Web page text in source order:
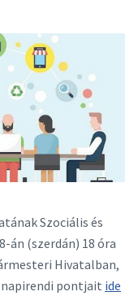
Szociális és
án (szerdán) 18 óra
Hivatalban,
pontjait ide